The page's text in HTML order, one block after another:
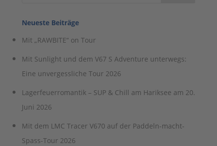
Neueste Beiträge
Mit „RAWBITE“ on Tour
Mit Sunlight und dem V67 S Adventure unterwegs:
Eine unvergessliche Tour 2026
Lagerfeuerromantik – SUP & Chill am Hariksee am 20.
Juni 2026
Mit dem LMC Tracer V670 auf der Paddeln-macht-
Spass-Tour 2026